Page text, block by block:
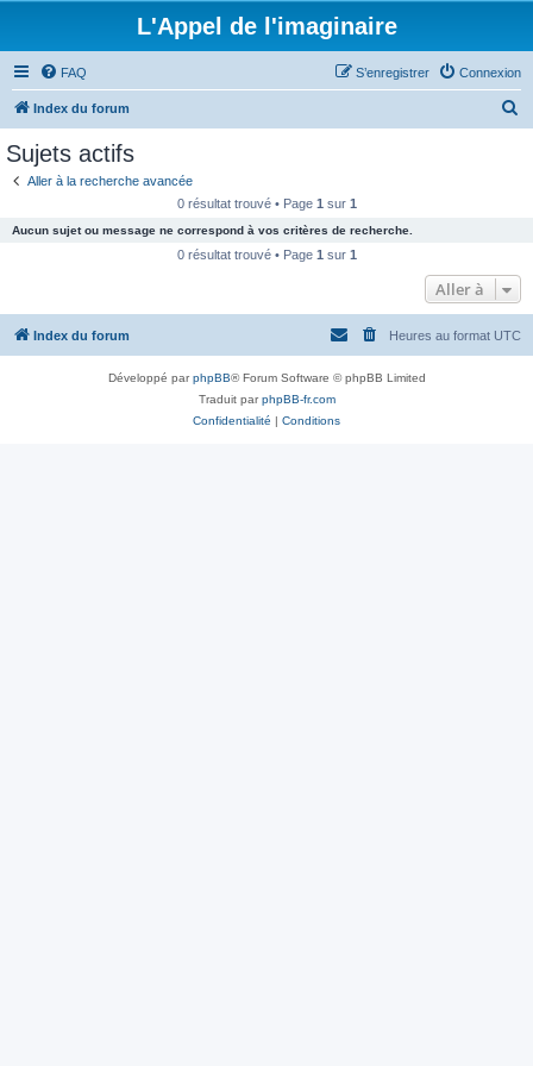
L'Appel de l'imaginaire
FAQ Connexion
S’enregistrer
Index du forum
c
e
Sujets actifs
Aller à la recherche avancée
0 résultat trouvé • Page 1 sur 1
Aucun sujet ou message ne correspond à vos critères de recherche.
0 résultat trouvé • Page 1 sur 1
Aller à
Index du forum Heures au format UTC
Développé parphpBB® Forum Software © phpBB Limited
Traduit parphpBB-fr.com
Confidentialité | Conditions